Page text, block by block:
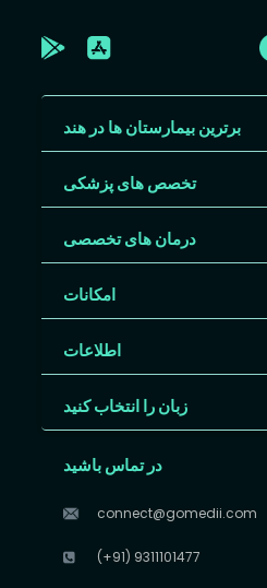
برترین بیمارستان ها در هند
تخصص های پزشکی
درمان های تخصصی
امکانات
اطلاعات
زبان را انتخاب کنید
در تماس باشید
connect@gomedii.com
(+91) 9311101477